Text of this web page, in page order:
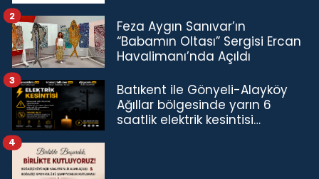
Feza Aygın Sanıvar’ın
“Babamın Oltası” Sergisi Ercan
Havalimanı’nda Açıldı
2
Batıkent ile Gönyeli-Alayköy
Ağıllar bölgesinde yarın 6
saatlik elektrik kesintisi…
3
4